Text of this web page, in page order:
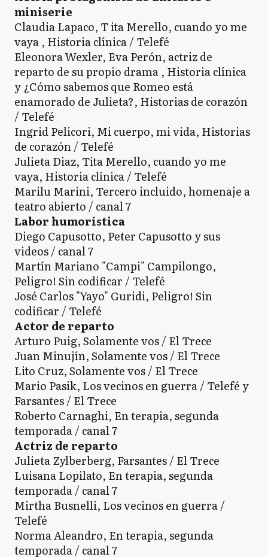
miniserie
Claudia Lapaco, T ita Merello, cuando yo me
vaya , Historia clínica / Telefé
Eleonora Wexler, Eva Perón, actriz de
reparto de su propio drama , Historia clínica
y ¿Cómo sabemos que Romeo está
enamorado de Julieta?, Historias de corazón
/ Telefé
Ingrid Pelicori, Mi cuerpo, mi vida, Historias
de corazón / Telefé
Julieta Diaz, Tita Merello, cuando yo me
vaya, Historia clínica / Telefé
Marilu Marini, Tercero incluido, homenaje a
teatro abierto / canal 7
Labor humorística
Diego Capusotto, Peter Capusotto y sus
videos / canal 7
Martín Mariano "Campi" Campilongo,
Peligro! Sin codificar / Telefé
José Carlos "Yayo" Guridi, Peligro! Sin
codificar / Telefé
Actor de reparto
Arturo Puig, Solamente vos / El Trece
Juan Minujín, Solamente vos / El Trece
Lito Cruz, Solamente vos / El Trece
Mario Pasik, Los vecinos en guerra / Telefé y
Farsantes / El Trece
Roberto Carnaghi, En terapia, segunda
temporada / canal 7
Actriz de reparto
Julieta Zylberberg, Farsantes / El Trece
Luisana Lopilato, En terapia, segunda
temporada / canal 7
Mirtha Busnelli, Los vecinos en guerra /
Telefé
Norma Aleandro, En terapia, segunda
temporada / canal 7